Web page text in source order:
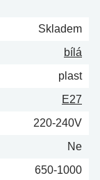
Skladem
bílá
plast
E27
220-240V
Ne
650-1000